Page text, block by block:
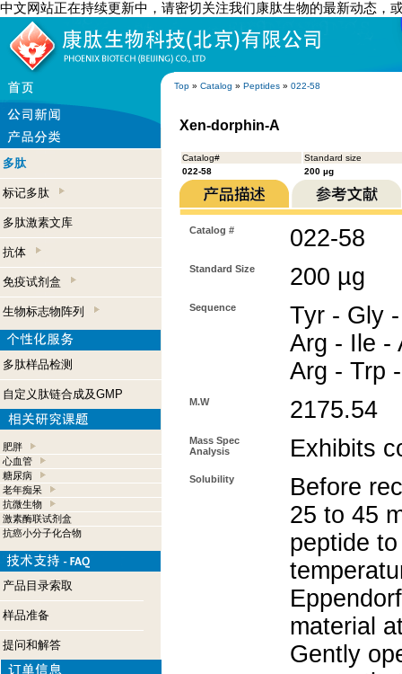
中文网站正在持续更新中，请密切关注我们康肽生物的最新动态，
Top » Catalog » Peptides » 022-58
多肽
标记多肽
多肽激素文库
抗体
免疫试剂盒
生物标志物阵列
多肽样品检测
自定义肽链合成及GMP
肥胖
心血管
糖尿病
老年痴呆
抗微生物
激素酶联试剂盒
抗癌小分子化合物
产品目录索取
样品准备
提问和解答
Xen-dorphin-A
Catalog#
Standard size
022-58
200 µg
Catalog # 022-58
Standard Size 200 µg
Sequence
Tyr - Gly
Arg - Ile -
Arg - Trp
M.W 2175.54
Mass Spec
Analysis
Exhibits
Solubility
Before
25 to 45
peptide
material
Gently